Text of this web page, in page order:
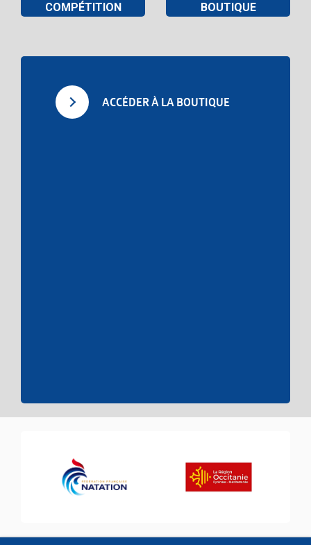
COMPÉTITION BOUTIQUE
ACCÉDER À LA BOUTIQUE